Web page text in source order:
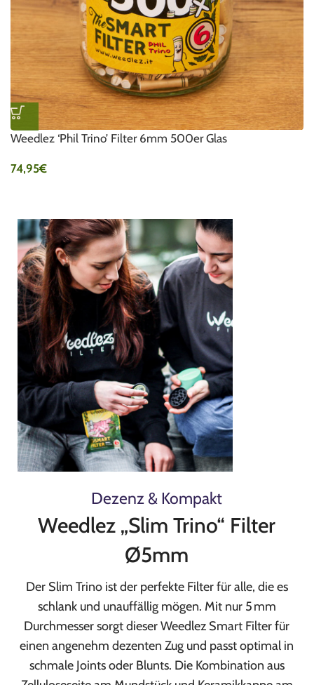
Weedlez ‘Phil Trino’ Filter 6mm 500er Glas
74,95€
Dezenz & Kompakt
Weedlez „Slim Trino“ Filter
Ø5mm
Der Slim Trino ist der perfekte Filter für alle, die es
schlank und unauffällig mögen. Mit nur 5 mm
Durchmesser sorgt dieser Weedlez Smart Filter für
einen angenehm dezenten Zug und passt optimal in
schmale Joints oder Blunts. Die Kombination aus